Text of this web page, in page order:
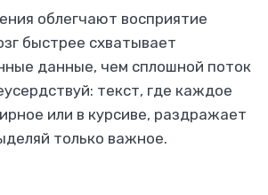
облегчают восприятие
быстрее схватывает
данные, чем сплошной поток
текст, где каждое
или в курсиве, раздражает
только важное.